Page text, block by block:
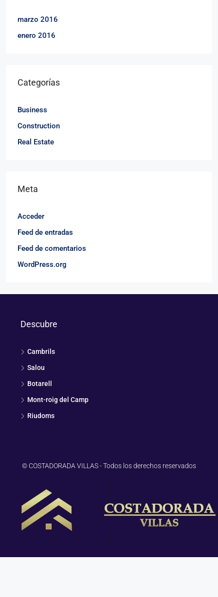
marzo 2016
enero 2016
Categorías
Business
Construction
Real Estate
Meta
Acceder
Feed de entradas
Feed de comentarios
WordPress.org
Descubre
Cambrils
Salou
Botarell
Mont-roig del Camp
Riudoms
© COSTADORADA VILLAS - Todos los derechos reservados